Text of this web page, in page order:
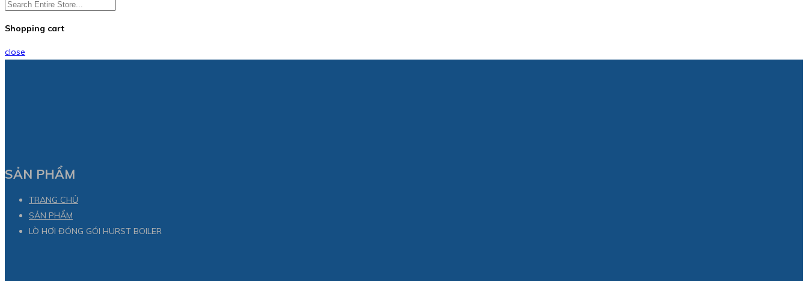
Shopping cart
close
SẢN PHẨM
TRANG CHỦ
SẢN PHẨM
LÒ HƠI ĐÓNG GÓI HURST BOILER